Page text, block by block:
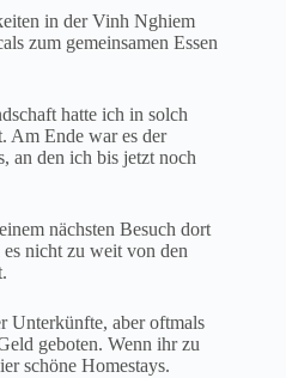
in der Vinh Nghiem
zum gemeinsamen Essen
hatte ich in solch
Am Ende war es der
an den ich bis jetzt noch
nächsten Besuch dort
nicht zu weit von den
Unterkünfte, aber oftmals
geboten. Wenn ihr zu
schöne Homestays.